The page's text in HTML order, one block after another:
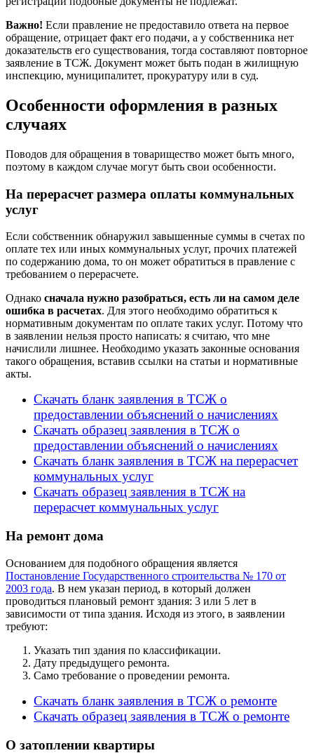
Важно! Если правление не предоставило ответа на первое
обращение, отрицает факт его подачи, а у собственника нет
доказательств его существования, тогда составляют повторное
заявление в ТСЖ. Документ может быть подан в жилищную
инспекцию, муниципалитет, прокуратуру или в суд.
Особенности оформления в разных
случаях
Поводов для обращения в товарищество может быть много,
поэтому в каждом случае могут быть свои особенности.
На перерасчет размера оплаты коммунальных
услуг
Если собственник обнаружил завышенные суммы в счетах по
оплате тех или иных коммунальных услуг, прочих платежей
по содержанию дома, то он может обратиться в правление с
требованием о перерасчете.
Однако сначала нужно разобраться, есть ли на самом деле
ошибка в расчетах. Для этого необходимо обратиться к
нормативным документам по оплате таких услуг. Потому что
в заявлении нельзя просто написать: я считаю, что мне
начислили лишнее. Необходимо указать законные основания
такого обращения, вставив ссылки на статьи и нормативные
акты.
Скачать бланк заявления в ТСЖ о
предоставлении объяснений о начислениях
Скачать образец заявления в ТСЖ о
предоставлении объяснений о начислениях
Скачать бланк заявления в ТСЖ на перерасчет
коммунальных услуг
Скачать образец заявления в ТСЖ на
перерасчет коммунальных услуг
На ремонт дома
Основанием для подобного обращения является
Постановление Государственного строительства № 170 от
2003 года. В нем указан период, в который должен
проводиться плановый ремонт здания: 3 или 5 лет в
зависимости от типа здания. Исходя из этого, в заявлении
требуют:
Указать тип здания по классификации.
Дату предыдущего ремонта.
Само требование о проведении ремонта.
Скачать бланк заявления в ТСЖ о ремонте
Скачать образец заявления в ТСЖ о ремонте
О затоплении квартиры